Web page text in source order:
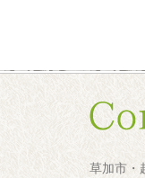
草加市・